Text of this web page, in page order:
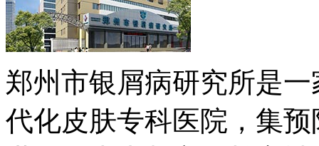
郑州市银屑病研究所是
代化皮肤专科医院，集